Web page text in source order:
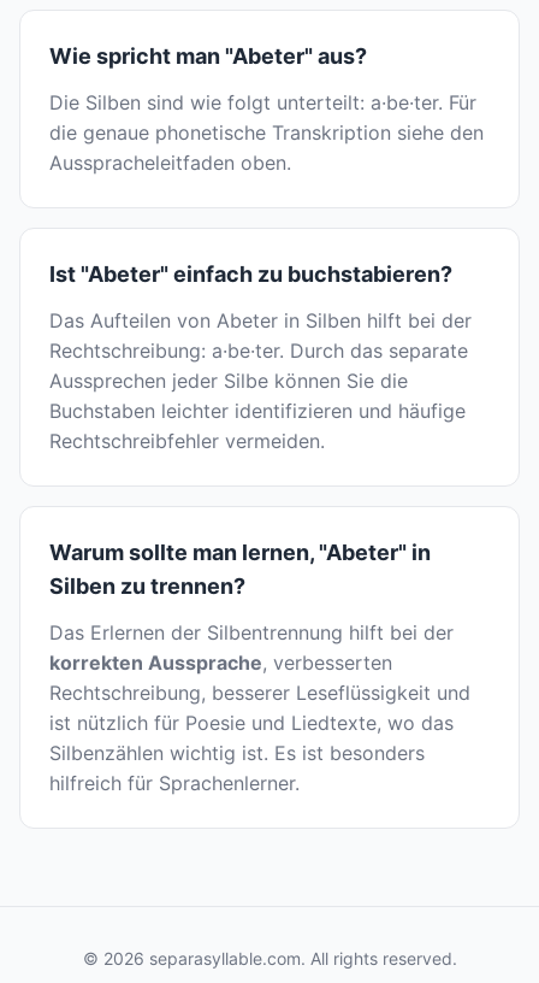
Wie spricht man "Abeter" aus?
Die Silben sind wie folgt unterteilt: a·be·ter. Für
die genaue phonetische Transkription siehe den
Ausspracheleitfaden oben.
Ist "Abeter" einfach zu buchstabieren?
Das Aufteilen von Abeter in Silben hilft bei der
Rechtschreibung: a·be·ter. Durch das separate
Aussprechen jeder Silbe können Sie die
Buchstaben leichter identifizieren und häufige
Rechtschreibfehler vermeiden.
Warum sollte man lernen, "Abeter" in
Silben zu trennen?
Das Erlernen der Silbentrennung hilft bei der
korrekten Aussprache, verbesserten
Rechtschreibung, besserer Leseflüssigkeit und
ist nützlich für Poesie und Liedtexte, wo das
Silbenzählen wichtig ist. Es ist besonders
hilfreich für Sprachenlerner.
© 2026 separasyllable.com. All rights reserved.